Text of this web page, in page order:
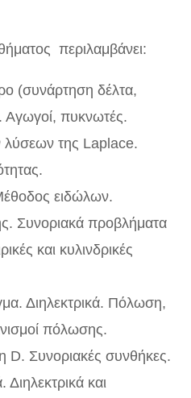
περιλαμβάνει:
(συνάρτηση δέλτα,
πυκνωτές.
λύσεων της Laplace.
ειδώλων.
Συνοριακά προβλήματα
και κυλινδρικές
Διηλεκτρικά. Πόλωση,
πόλωσης.
D. Συνοριακές συνθήκες.
Διηλεκτρικά και